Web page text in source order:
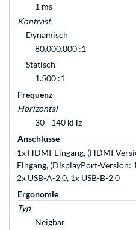
1 ms
Kontrast
Dynamisch
80.000.000 :1
Statisch
1.500 :1
Frequenz
Horizontal
30 - 140 kHz
Anschlüsse
1x HDMI-Eingang, (HDMI-
Eingang, (DisplayPort-Version:
2x USB-A-2.0, 1x USB-B-2.0
Ergonomie
Typ
Neigbar